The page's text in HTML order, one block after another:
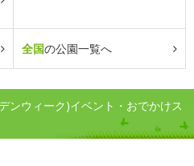
全国の公園一覧へ
ンウィーク)イベント・おでかけス